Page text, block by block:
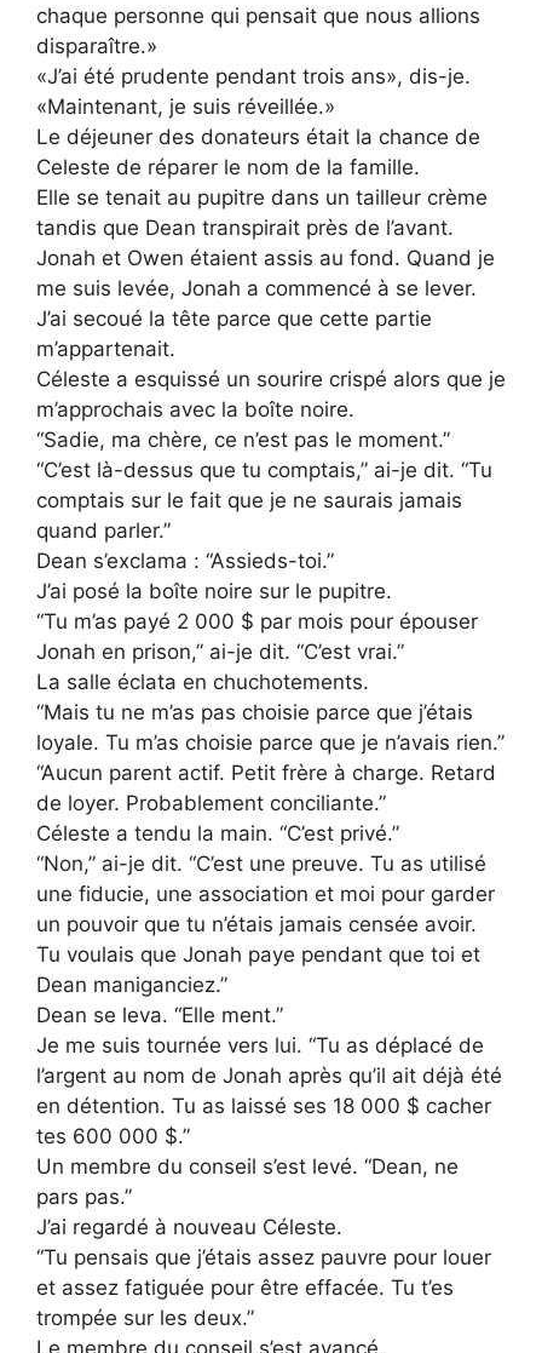
chaque personne qui pensait que nous allions
disparaître.»
«J’ai été prudente pendant trois ans», dis-je.
«Maintenant, je suis réveillée.»
Le déjeuner des donateurs était la chance de
Celeste de réparer le nom de la famille.
Elle se tenait au pupitre dans un tailleur crème
tandis que Dean transpirait près de l’avant.
Jonah et Owen étaient assis au fond. Quand je
me suis levée, Jonah a commencé à se lever.
J’ai secoué la tête parce que cette partie
m’appartenait.
Céleste a esquissé un sourire crispé alors que je
m’approchais avec la boîte noire.
“Sadie, ma chère, ce n’est pas le moment.”
“C’est là-dessus que tu comptais,” ai-je dit. “Tu
comptais sur le fait que je ne saurais jamais
quand parler.”
Dean s’exclama : “Assieds-toi.”
J’ai posé la boîte noire sur le pupitre.
“Tu m’as payé 2 000 $ par mois pour épouser
Jonah en prison,” ai-je dit. “C’est vrai.”
La salle éclata en chuchotements.
“Mais tu ne m’as pas choisie parce que j’étais
loyale. Tu m’as choisie parce que je n’avais rien.”
“Aucun parent actif. Petit frère à charge. Retard
de loyer. Probablement conciliante.”
Céleste a tendu la main. “C’est privé.”
“Non,” ai-je dit. “C’est une preuve. Tu as utilisé
une fiducie, une association et moi pour garder
un pouvoir que tu n’étais jamais censée avoir.
Tu voulais que Jonah paye pendant que toi et
Dean maniganciez.”
Dean se leva. “Elle ment.”
Je me suis tournée vers lui. “Tu as déplacé de
l’argent au nom de Jonah après qu’il ait déjà été
en détention. Tu as laissé ses 18 000 $ cacher
tes 600 000 $.”
Un membre du conseil s’est levé. “Dean, ne
pars pas.”
J’ai regardé à nouveau Céleste.
“Tu pensais que j’étais assez pauvre pour louer
et assez fatiguée pour être effacée. Tu t’es
trompée sur les deux.”